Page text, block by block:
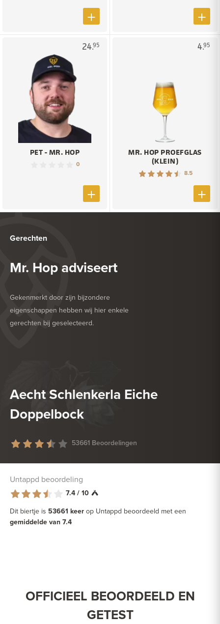
24.95
PET - MR. HOP
0
4.95
MR. HOP PROEFGLAS
(KLEIN)
8.5
Gerechten
Mr. Hop adviseert
Gekenmerkt door zijn bijzondere
eigenschappen hebben wij hier enkele
gerechten bij geselecteerd.
HEERLIJK BIJ
Aecht Schlenkerla Eiche
Doppelbock
53661 Beoordelingen
Untappd beoordeling
7.4 / 10
Dit biertje is 53661 keer op Untappd beoordeeld met een
gemiddelde van 7.4
OFFICIEEL BEOORDEELD EN
GETEST